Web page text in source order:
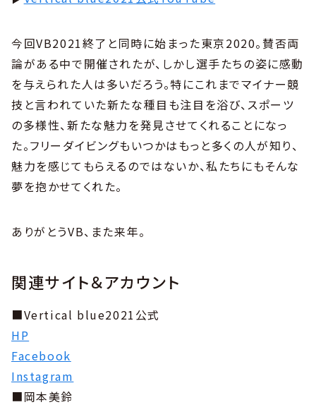
今回VB2021終了と同時に始まった東京2020。賛否両
論がある中で開催されたが、しかし選手たちの姿に感動
を与えられた人は多いだろう。特にこれまでマイナー競
技と言われていた新たな種目も注目を浴び、スポーツ
の多様性、新たな魅力を発見させてくれることになっ
た。フリーダイビングもいつかはもっと多くの人が知り、
魅力を感じてもらえるのではないか、私たちにもそんな
夢を抱かせてくれた。
ありがとうVB、また来年。
関連サイト＆アカウント
■Vertical blue2021公式
HP
Facebook
Instagram
■岡本美鈴